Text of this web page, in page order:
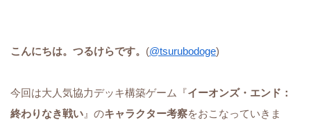
こんにちは。つるけらです。 (@tsurubodoge)
今回は大人気協力デッキ構築ゲーム『イーオンズ・エンド：
終わりなき戦い 』のキャラクター考察をおこなっていきま